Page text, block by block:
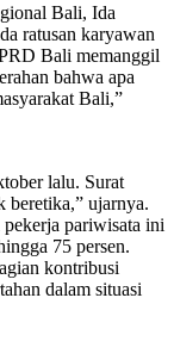
Bali, Ida
ratusan karyawan
Bali memanggil
bahwa apa
Bali,”
lalu. Surat
beretika,” ujarnya.
pariwisata ini
75 persen.
kontribusi
dalam situasi